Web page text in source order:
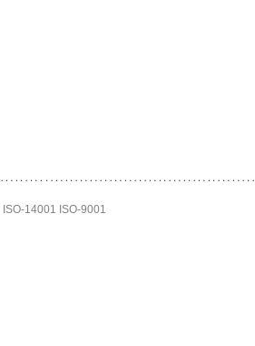
ISO-14001 ISO-9001